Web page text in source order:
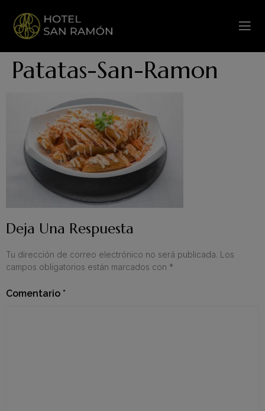
Patatas-San-Ramon
Deja Una Respuesta
Tu dirección de correo electrónico no será publicada. Los
campos obligatorios están marcados con *
Comentario *